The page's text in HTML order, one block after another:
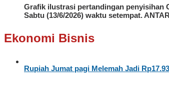
Grafik ilustrasi pertandingan penyisihan
Sabtu (13/6/2026) waktu setempat.
Ekonomi Bisnis
Rupiah Jumat pagi Melemah Jadi